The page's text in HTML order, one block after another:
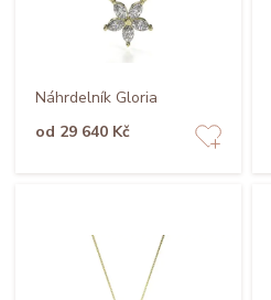
Náhrdelník Gloria
od 29 640 Kč